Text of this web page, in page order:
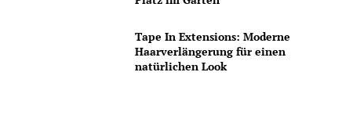
Tape In Extensions: Moderne
Haarverlängerung für einen
natürlichen Look